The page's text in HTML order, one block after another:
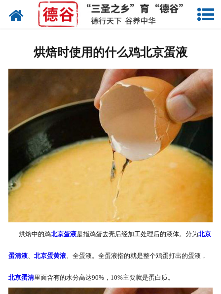
网站首页
卤蛋
产品中心
新闻中心
走进德谷
烘焙时使用的什么鸡北京蛋液
烘焙中的鸡北京蛋液是指鸡蛋去壳后经加工处理后的液体。分为北京
蛋清液、 北京蛋黄液、全蛋液。全蛋液指的就是整个鸡蛋打出的蛋液，
北京蛋清里面含有的水分高达90%，10%主要就是蛋白质。